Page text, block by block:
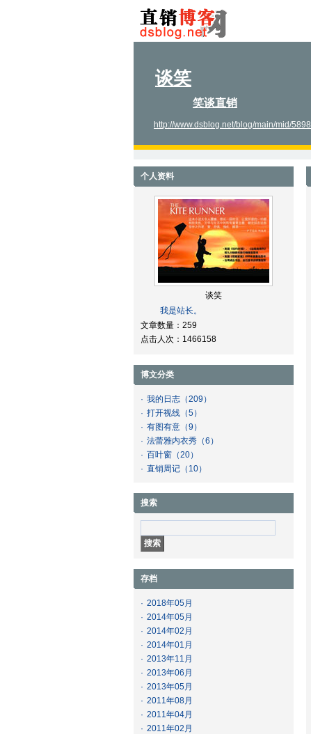
谈笑
笑谈直销
http://www.dsblog.net/blog/main/mid/5898
个人资料
谈笑
我是站长。
文章数量：259
点击人次：1466158
博文分类
· 我的日志 （209）
· 打开视线 （5）
· 有图有意 （9）
· 法蕾雅内衣秀 （6）
· 百叶窗 （20）
· 直销周记 （10）
搜索
存档
· 2018年05月
· 2014年05月
· 2014年02月
· 2014年01月
· 2013年11月
· 2013年06月
· 2013年05月
· 2011年08月
· 2011年04月
· 2011年02月